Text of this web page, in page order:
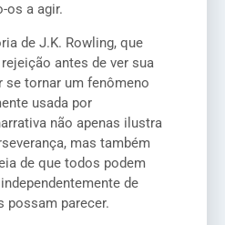
os a agir.
de J.K. Rowling, que
antes de ver sua
se tornar um fenômeno
usada por
não apenas ilustra
mas também
de que todos podem
de
possam parecer.